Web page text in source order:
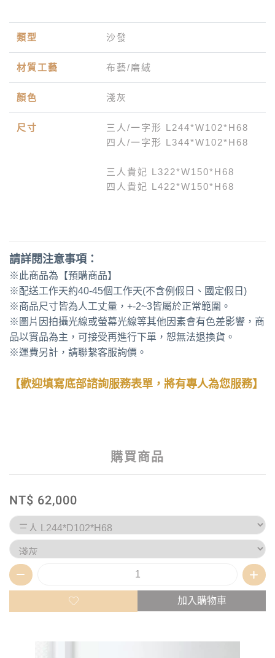
類型 沙發
材質工藝 布藝/磨絨
顏色 淺灰
尺寸
三人/一字形 L244*W102*H68
四人 /一字形 L344*W102*H68
三人貴妃 L322*W150*H68
四人貴妃 L422*W150*H68
請詳閱注意事項：
※此商品為【預購商品】
※配送工作天約40-45個工作天(不含例假日、國定假日)
※商品尺寸皆為人工丈量，+-2~3皆屬於正常範圍。
※圖片因拍攝光線或螢幕光線等其他因素會有色差影響，商
品以實品為主，可接受再進行下單，恕無法退換貨。
※運費另計，請聯繫客服詢價。
【歡迎填寫底部諮詢服務表單，將有專人為您服務】
購買商品
NT$ 62,000
加入購物車